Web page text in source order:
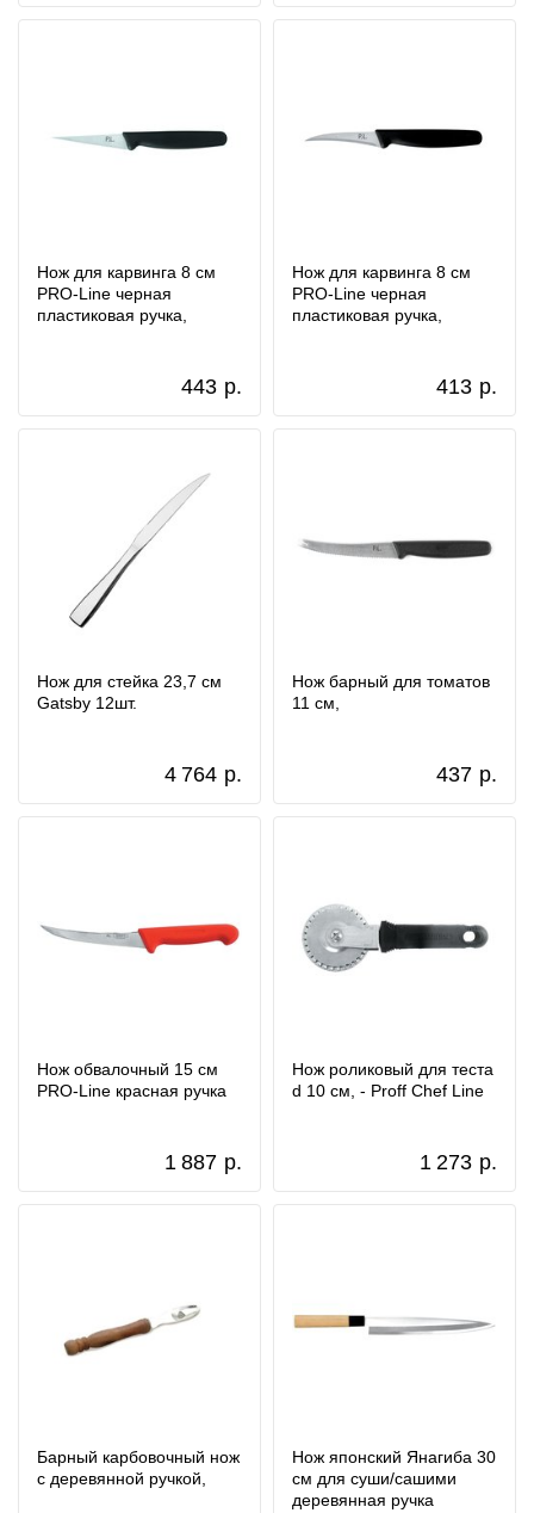
Нож для карвинга 8 см
PRO-Line черная
пластиковая ручка,
443 р.
Нож для карвинга 8 см
PRO-Line черная
пластиковая ручка,
413 р.
Нож для стейка 23,7 см
Gatsby 12шт.
4 764 р.
Нож барный для томатов
11 см,
437 р.
Нож обвалочный 15 см
PRO-Line красная ручка
1 887 р.
Нож роликовый для теста
d 10 см, - Proff Chef Line
1 273 р.
Барный карбовочный нож
с деревянной ручкой,
Нож японский Янагиба 30
см для суши/сашими
деревянная ручка